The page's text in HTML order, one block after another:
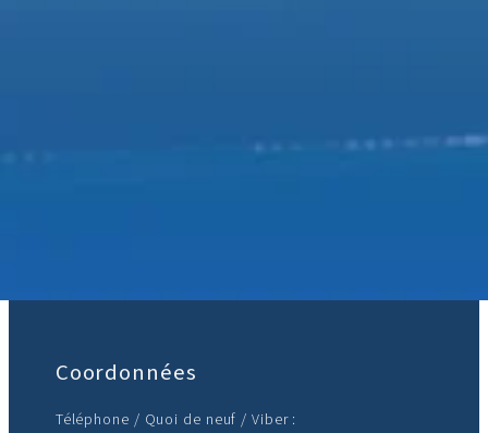
Coordonnées
Téléphone / Quoi de neuf / Viber :